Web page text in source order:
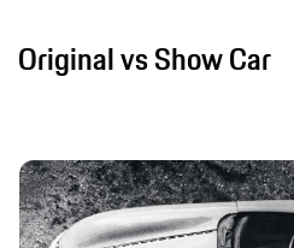
Original vs Show Car